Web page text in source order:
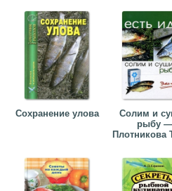
Сохранение улова
Солим и
рыбу —
Плотникова